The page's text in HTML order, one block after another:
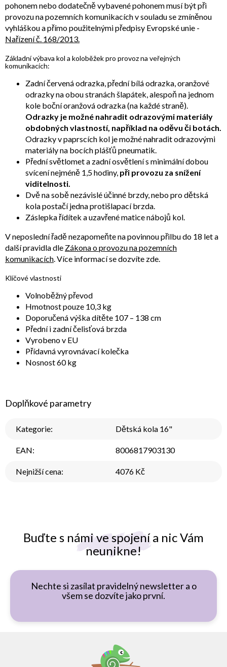
Buďte s námi ve spojení a nic Vám
neunikne!
Nechte si zasílat pravidelný newsletter a o
všem se dozvíte jako první.
pohonem nebo dodatečně vybavené pohonem musí být při
provozu na pozemních komunikacích v souladu se zmíněnou
vyhláškou a přímo použitelnými předpisy Evropské unie -
Nařízení č. 168/2013.
Základní výbava kol a koloběžek pro provoz na veřejných
komunikacích:
Zadní červená odrazka, přední bílá odrazka, oranžové
odrazky na obou stranách šlapátek, alespoň na jednom
kole boční oranžová odrazka (na každé straně).
Odrazky je možné nahradit odrazovými materiály
obdobných vlastností, například na oděvu či botách.
Odrazky v paprscích kol je možné nahradit odrazovými
materiály na bocích plášťů pneumatik.
Přední světlomet a zadní osvětlení s minimální dobou
svícení nejméně 1,5 hodiny, při provozu za snížení
viditelnosti.
Dvě na sobě nezávislé účinné brzdy, nebo pro dětská
kola postačí jedna protišlapací brzda.
Záslepka řídítek a uzavřené matice nábojů kol.
V neposlední řadě nezapomeňte na povinnou přilbu do 18 let a
další pravidla dle Zákona o provozu na pozemních
komunikacích. Více informací se dozvíte zde.
Klíčové vlastnosti
Volnoběžný převod
Hmotnost pouze 10,3 kg
Doporučená výška dítěte 107 – 138 cm
Přední i zadní čelisťová brzda
Vyrobeno v EU
Přídavná vyrovnávací kolečka
Nosnost 60 kg
Doplňkové parametry
Kategorie: Dětská kola 16"
EAN: 8006817903130
Nejnižší cena: 4076 Kč